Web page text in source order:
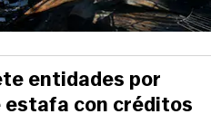
entidades por
con créditos